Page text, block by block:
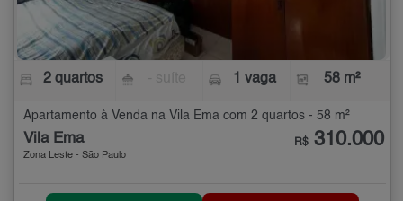
2 quartos 1 vaga 58 m²
Apartamento à Venda na Vila Ema com 2 quartos - 58 m²
Vila Ema
Zona Leste - São Paulo
R$ 310.000